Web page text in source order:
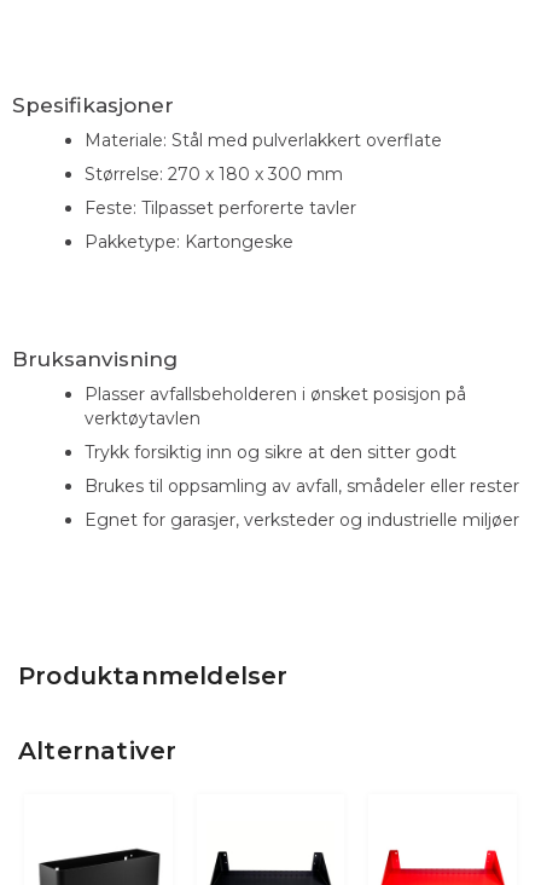
Produktanmeldelser
Alternativer
Spesifikasjoner
Materiale: Stål med pulverlakkert overflate
Størrelse: 270 x 180 x 300 mm
Feste: Tilpasset perforerte tavler
Pakketype: Kartongeske
Bruksanvisning
Plasser avfallsbeholderen i ønsket posisjon på
verktøytavlen
Trykk forsiktig inn og sikre at den sitter godt
Brukes til oppsamling av avfall, smådeler eller rester
Egnet for garasjer, verksteder og industrielle miljøer